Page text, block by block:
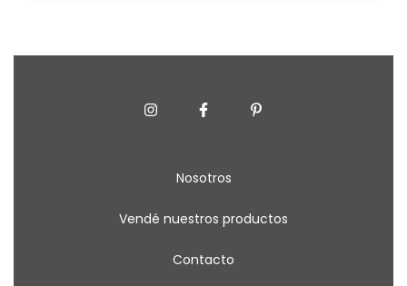
Nosotros
Vendé nuestros productos
Contacto